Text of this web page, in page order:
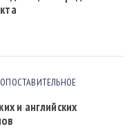
и английских